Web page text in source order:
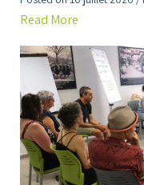
Read More